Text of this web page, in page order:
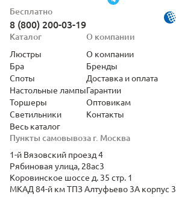
Бесплатно
8 (800) 200-03-19
Пункты самовывоза г. Москва
1-й Вязовский проезд 4
Рябиновая улица, 28ас3
Коровинское шоссе д. 35 стр. 1
МКАД 84-й км ТПЗ Алтуфьево 3А корпус 3
Каталог
Люстры
Бра
Споты
Настольные лампы
Торшеры
Светильники
Весь каталог
О компании
О компании
Бренды
Доставка и оплата
Гарантии
Оптовикам
Контакты